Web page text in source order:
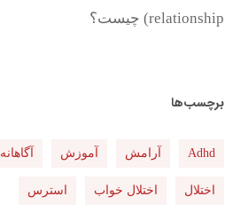
relationship) چیست؟
برچسب‌ها
Adhd آرامش آموزش آگاهانه
اختلال اختلال خواب استرس